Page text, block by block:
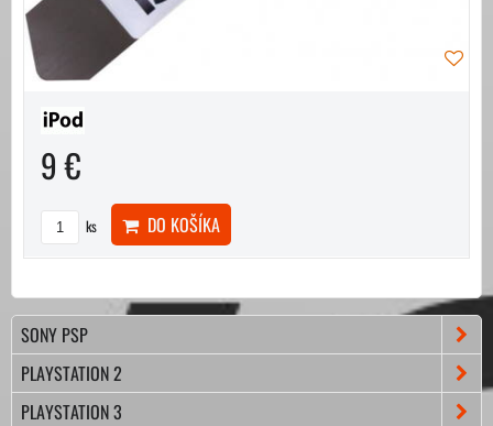
9 €
ks DO KOŠÍKA
SONY PSP
PLAYSTATION 2
PLAYSTATION 3